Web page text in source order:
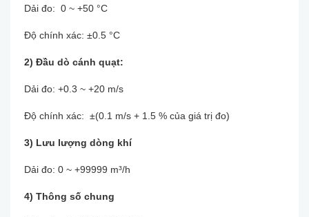
Dải đo: 0 ~ +50 °C
Độ chính xác: ±0.5 °C
2) Đầu dò cánh quạt:
Dải đo: +0.3 ~ +20 m/s
Độ chính xác: ±(0.1 m/s + 1.5 % của giá trị đo)
3) Lưu lượng dòng khí
Dải đo: 0 ~ +99999 m³/h
4) Thông số chung